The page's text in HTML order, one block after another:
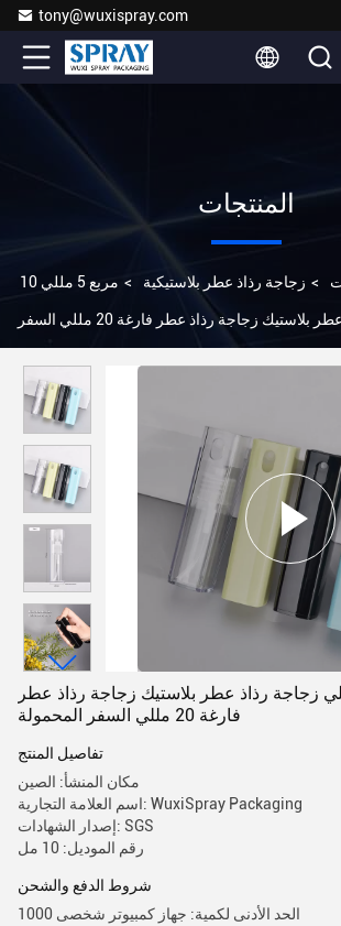
tony@wuxispray.com
المنتجات
> زجاجة رذاذ عطر بلاستيكية > مربع 5 مللي 10
مللي زجاجة رذاذ عطر بلاستيك زجاجة رذاذ عطر فارغة 20 مللي السفر
5 مللي 10 مللي زجاجة رذاذ عطر بلاستيك زجاجة رذاذ عطر
فارغة 20 مللي السفر المحمولة
تفاصيل المنتج
مكان المنشأ: الصين
اسم العلامة التجارية: WuxiSpray Packaging
إصدار الشهادات: SGS
رقم الموديل: 10 مل
شروط الدفع والشحن
الحد الأدنى لكمية: جهاز كمبيوتر شخصى 1000